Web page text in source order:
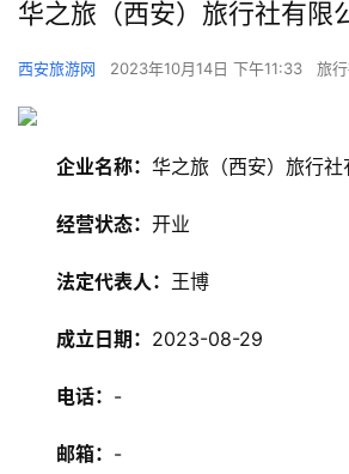
华之旅（西安）旅行社有限
西安旅游网 2023年10月14日 下午11:33 旅
企业名称： 华之旅（西安）旅行社
经营状态： 开业
法定代表人： 王博
成立日期： 2023-08-29
电话： -
邮箱： -